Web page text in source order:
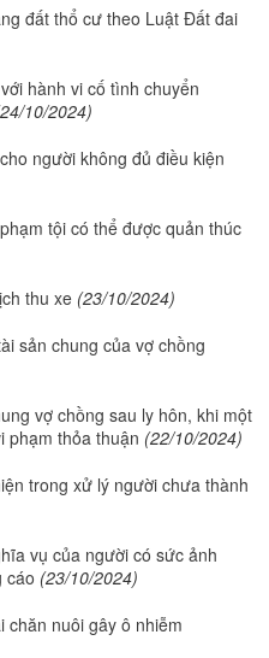
đất thổ cư theo Luật Đất đai
hành vi cố tình chuyển
10/2024)
người không đủ điều kiện
tội có thể được quản thúc
thu xe (23/10/2024)
sản chung của vợ chồng
vợ chồng sau ly hôn, khi một
phạm thỏa thuận (22/10/2024)
trong xử lý người chưa thành
vụ của người có sức ảnh
cáo (23/10/2024)
chăn nuôi gây ô nhiễm